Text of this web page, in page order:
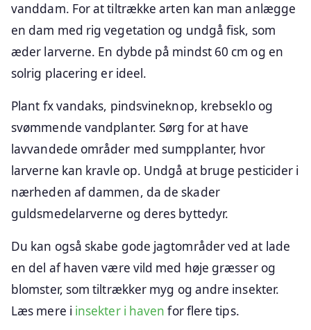
vanddam. For at tiltrække arten kan man anlægge
en dam med rig vegetation og undgå fisk, som
æder larverne. En dybde på mindst 60 cm og en
solrig placering er ideel.
Plant fx vandaks, pindsvineknop, krebseklo og
svømmende vandplanter. Sørg for at have
lavvandede områder med sumpplanter, hvor
larverne kan kravle op. Undgå at bruge pesticider i
nærheden af dammen, da de skader
guldsmedelarverne og deres byttedyr.
Du kan også skabe gode jagtområder ved at lade
en del af haven være vild med høje græsser og
blomster, som tiltrækker myg og andre insekter.
Læs mere i insekter i haven for flere tips.